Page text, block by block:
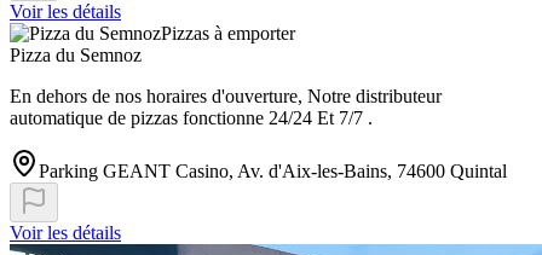
Voir les détails
Pizzas à emporter
Pizza du Semnoz
En dehors de nos horaires d'ouverture, Notre distributeur
automatique de pizzas fonctionne 24/24 Et 7/7 .
Parking GEANT Casino, Av. d'Aix-les-Bains, 74600 Quintal
Voir les détails